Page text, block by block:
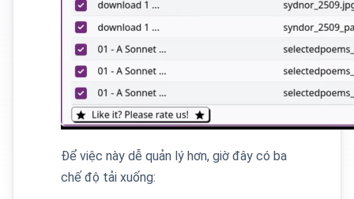
Để việc này dễ quản lý hơn, giờ đây có ba
chế độ tải xuống: